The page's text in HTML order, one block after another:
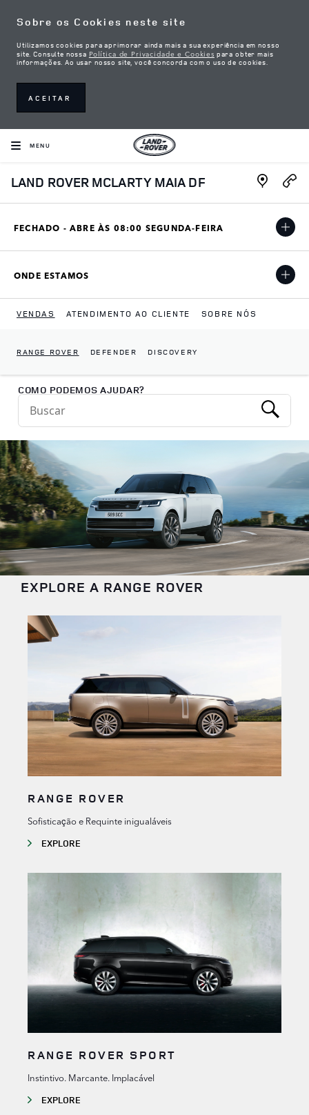
Sobre os Cookies neste site
Utilizamos cookies para aprimorar ainda mais a sua experiência em nosso
site. Consulte nossa Política de Privacidade e Cookies para obter mais
informações. Ao usar nosso site, você concorda com o uso de cookies.
ACEITAR
MENU
LAND ROVER MCLARTY MAIA DF Link
FECHADO - ABRE ÀS 08:00 SEGUNDA-FEIRA
ONDE ESTAMOS
VENDAS ATENDIMENTO AO CLIENTE SOBRE NÓS
RANGE ROVER DEFENDER DISCOVERY
Return to Nav
COMO PODEMOS AJUDAR?
Conduct a search
Submit
EXPLORE A RANGE ROVER
RANGE ROVER
Sofisticação e Requinte inigualáveis
EXPLORE
RANGE ROVER SPORT
Instintivo. Marcante. Implacável
EXPLORE